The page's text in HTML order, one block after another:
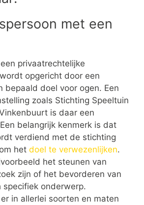
met een
privaatrechtelijke
opgericht door een
bepaald doel voor ogen. Een
zoals Stichting Speeltuin
is daar een
belangrijk kenmerk is dat
verdiend met de stichting
het doel te verwezenlijken.
het steunen van
zijn of het bevorderen van
specifiek onderwerp.
in allerlei soorten en maten